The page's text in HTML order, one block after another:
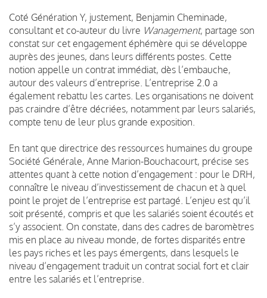
Coté Génération Y, justement, Benjamin Cheminade,
consultant et co-auteur du livre Wanagement, partage son
constat sur cet engagement éphémère qui se développe
auprès des jeunes, dans leurs différents postes. Cette
notion appelle un contrat immédiat, dès l’embauche,
autour des valeurs d’entreprise. L’entreprise 2.0 a
également rebattu les cartes. Les organisations ne doivent
pas craindre d’être décriées, notamment par leurs salariés,
compte tenu de leur plus grande exposition.
En tant que directrice des ressources humaines du groupe
Société Générale, Anne Marion-Bouchacourt, précise ses
attentes quant à cette notion d’engagement : pour le DRH,
connaître le niveau d’investissement de chacun et à quel
point le projet de l’entreprise est partagé. L’enjeu est qu’il
soit présenté, compris et que les salariés soient écoutés et
s’y associent. On constate, dans des cadres de baromètres
mis en place au niveau monde, de fortes disparités entre
les pays riches et les pays émergents, dans lesquels le
niveau d’engagement traduit un contrat social fort et clair
entre les salariés et l’entreprise.